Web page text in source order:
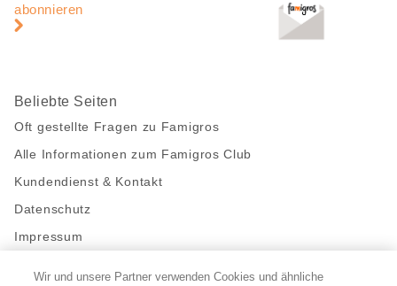
abonnieren
Beliebte Seiten
Oft gestellte Fragen zu Famigros
Alle Informationen zum Famigros Club
Kundendienst & Kontakt
Datenschutz
Impressum
Bleibe mit uns in Kontakt
Wir und unsere Partner verwenden Cookies und ähnliche